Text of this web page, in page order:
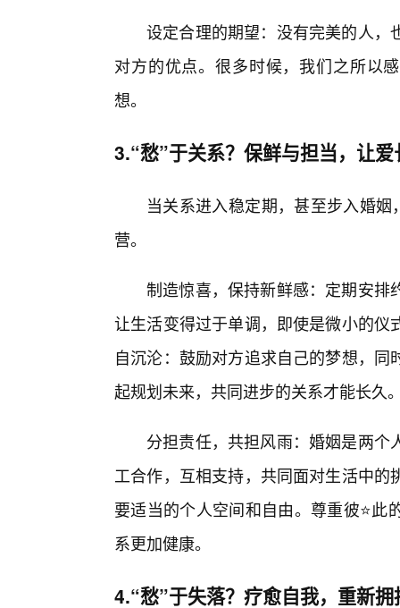
设定合理的期望：没有完美的人，
对方的优点。很多时候，我们之所以
想。
3.“愁”于关系？保鲜与担当，让爱
当关系进入稳定期，甚至步入婚
营。
制造惊喜，保持新鲜感：定期安排
让生活变得过于单调，即使是微小的
自沉沦：鼓励对方追求自己的梦想，
起规划未来，共同进步的关系才能长久
分担责任，共担风雨：婚姻是两
工合作，互相支持，共同面对生活中
要适当的个人空间和自由。尊重彼⭐
系更加健康。
4.“愁”于失落？疗愈自我，重新拥